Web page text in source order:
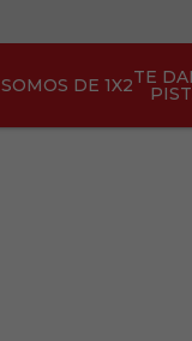
SOMOS DE 1X2TE